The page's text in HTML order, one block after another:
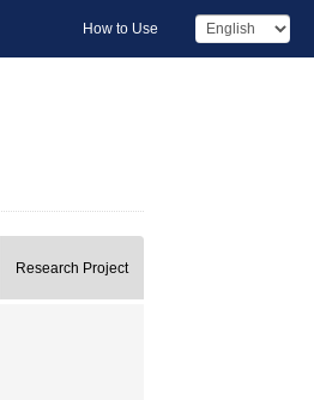
How to Use
Research Project